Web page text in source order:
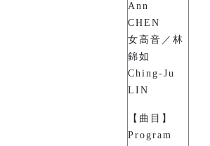
Ann
CHEN
女高音／林
錦如
Ching-Ju
LIN
【曲目】
Program